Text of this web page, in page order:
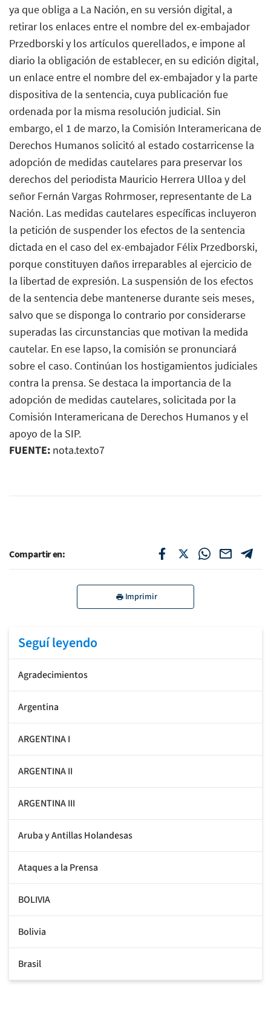
ya que obliga a La Nación, en su versión digital, a
retirar los enlaces entre el nombre del ex-embajador
Przedborski y los artículos querellados, e impone al
diario la obligación de establecer, en su edición digital,
un enlace entre el nombre del ex-embajador y la parte
dispositiva de la sentencia, cuya publicación fue
ordenada por la misma resolución judicial. Sin
embargo, el 1 de marzo, la Comisión Interamericana de
Derechos Humanos solicitó al estado costarricense la
adopción de medidas cautelares para preservar los
derechos del periodista Mauricio Herrera Ulloa y del
señor Fernán Vargas Rohrmoser, representante de La
Nación. Las medidas cautelares específicas incluyeron
la petición de suspender los efectos de la sentencia
dictada en el caso del ex-embajador Félix Przedborski,
porque constituyen daños irreparables al ejercicio de
la libertad de expresión. La suspensión de los efectos
de la sentencia debe mantenerse durante seis meses,
salvo que se disponga lo contrario por considerarse
superadas las circunstancias que motivan la medida
cautelar. En ese lapso, la comisión se pronunciará
sobre el caso. Continúan los hostigamientos judiciales
contra la prensa. Se destaca la importancia de la
adopción de medidas cautelares, solicitada por la
Comisión Interamericana de Derechos Humanos y el
apoyo de la SIP.
FUENTE: nota.texto7
Compartir en:
Imprimir
Seguí leyendo
Agradecimientos
Argentina
ARGENTINA I
ARGENTINA II
ARGENTINA III
Aruba y Antillas Holandesas
Ataques a la Prensa
BOLIVIA
Bolivia
Brasil